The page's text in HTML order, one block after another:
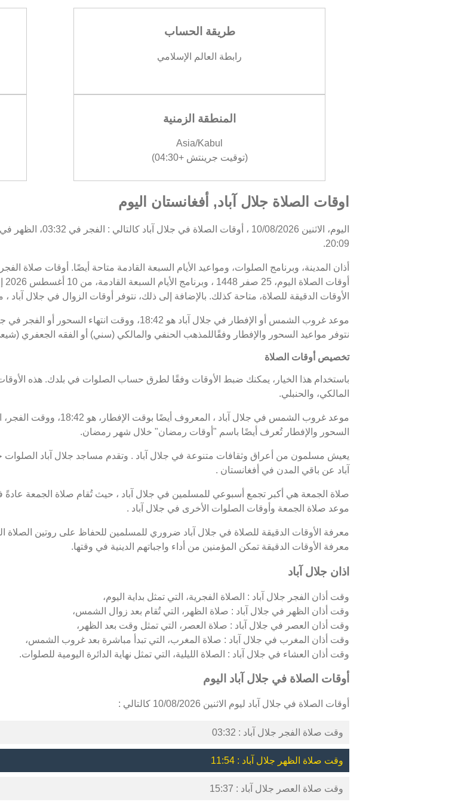
طريقة الحساب
رابطة العالم الإسلامي
المنطقة الزمنية
Asia/Kabul
(توقيت جرينتش +04:30)
اوقات الصلاة جلال آباد, أفغانستان اليوم
20:09.
أذان المدينة، وبرنامج الصلوات، ومواعيد الأيام السبعة القادمة متاحة أيضًا. أوقات صلاة
الأوقات الدقيقة للصلاة، متاحة كذلك. بالإضافة إلى ذلك، نتوفر أوقات الزوال في جلال آباد ،
نتوفر مواعيد السحور والإفطار وفقًاللمذهب الحنفي والمالكي (سني) أو الفقه الجعفري
تخصيص أوقات الصلاة
باستخدام هذا الخيار، يمكنك ضبط الأوقات وفقًا لطرق حساب الصلوات في بلدك. هذه
المالكي، والحنبلي.
السحور والإفطار تُعرف أيضًا باسم "أوقات رمضان" خلال شهر رمضان.
يعيش مسلمون من أعراق وثقافات متنوعة في جلال آباد . وتقدم مساجد جلال آباد
آباد عن باقي المدن في أفغانستان .
صلاة الجمعة هي أكبر تجمع أسبوعي للمسلمين في جلال آباد ، حيث تُقام صلاة الجمعة عادةً
موعد صلاة الجمعة وأوقات الصلوات الأخرى في جلال آباد .
معرفة الأوقات الدقيقة للصلاة في جلال آباد ضروري للمسلمين للحفاظ على روتين الصلاة
معرفة الأوقات الدقيقة تمكن المؤمنين من أداء واجباتهم الدينية في وقتها.
اذان جلال آباد
وقت أذان الفجر جلال آباد : الصلاة الفجرية، التي تمثل بداية اليوم،
وقت أذان الظهر في جلال آباد : صلاة الظهر، التي تُقام بعد زوال الشمس،
وقت أذان العصر في جلال آباد : صلاة العصر، التي تمثل وقت بعد الظهر،
وقت أذان المغرب في جلال آباد : صلاة المغرب، التي تبدأ مباشرة بعد غروب الشمس،
وقت أذان العشاء في جلال آباد : الصلاة الليلية، التي تمثل نهاية الدائرة اليومية للصلوات.
أوقات الصلاة في جلال آباد اليوم
أوقات الصلاة في جلال آباد ليوم الاثنين 10/08/2026 كالتالي :
وقت صلاة الفجر جلال آباد : 03:32
وقت صلاة الظهر جلال آباد : 11:54
وقت صلاة العصر جلال آباد : 15:37